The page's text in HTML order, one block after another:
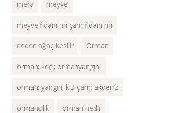
mera meyve
meyve fidanı mı çam fidanı mı
neden ağaç kesilir Orman
orman; keçi; ormanyangını
orman; yangın; kızılçam; akdeniz
ormancılık orman nedir